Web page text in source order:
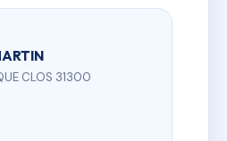
CLOS 31300